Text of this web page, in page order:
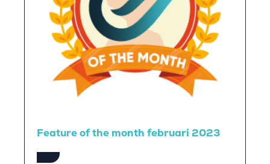
Feature of the month februari 2023